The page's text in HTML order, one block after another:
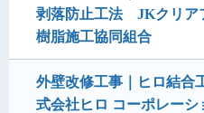
剥落防止工法 JKクリア
樹脂施工協同組合
外壁改修工事｜ヒロ結合
式会社ヒロ コーポレーシ